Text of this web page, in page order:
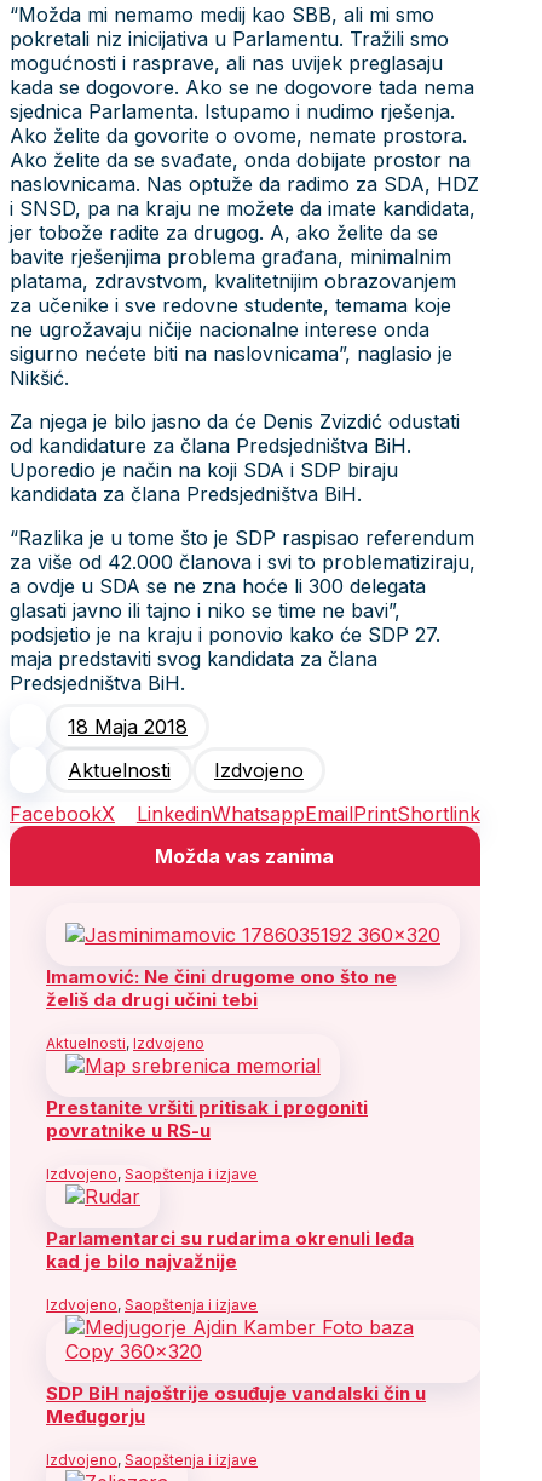
“Možda mi nemamo medij kao SBB, ali mi smo
pokretali niz inicijativa u Parlamentu. Tražili smo
mogućnosti i rasprave, ali nas uvijek preglasaju
kada se dogovore. Ako se ne dogovore tada nema
sjednica Parlamenta. Istupamo i nudimo rješenja.
Ako želite da govorite o ovome, nemate prostora.
Ako želite da se svađate, onda dobijate prostor na
naslovnicama. Nas optuže da radimo za SDA, HDZ
i SNSD, pa na kraju ne možete da imate kandidata,
jer tobože radite za drugog. A, ako želite da se
bavite rješenjima problema građana, minimalnim
platama, zdravstvom, kvalitetnijim obrazovanjem
za učenike i sve redovne studente, temama koje
ne ugrožavaju ničije nacionalne interese onda
sigurno nećete biti na naslovnicama”, naglasio je
Nikšić.
Za njega je bilo jasno da će Denis Zvizdić odustati
od kandidature za člana Predsjedništva BiH.
Uporedio je način na koji SDA i SDP biraju
kandidata za člana Predsjedništva BiH.
“Razlika je u tome što je SDP raspisao referendum
za više od 42.000 članova i svi to problematiziraju,
a ovdje u SDA se ne zna hoće li 300 delegata
glasati javno ili tajno i niko se time ne bavi”,
podsjetio je na kraju i ponovio kako će SDP 27.
maja predstaviti svog kandidata za člana
Predsjedništva BiH.
18 Maja 2018
Aktuelnosti
Izdvojeno
FacebookX LinkedinWhatsappEmailPrintShortlink
Možda vas zanima
Imamović: Ne čini drugome ono što ne
želiš da drugi učini tebi
Aktuelnosti, Izdvojeno
Prestanite vršiti pritisak i progoniti
povratnike u RS-u
Izdvojeno, Saopštenja i izjave
Parlamentarci su rudarima okrenuli leđa
kad je bilo najvažnije
Izdvojeno, Saopštenja i izjave
SDP BiH najoštrije osuđuje vandalski čin u
Međugorju
Izdvojeno, Saopštenja i izjave